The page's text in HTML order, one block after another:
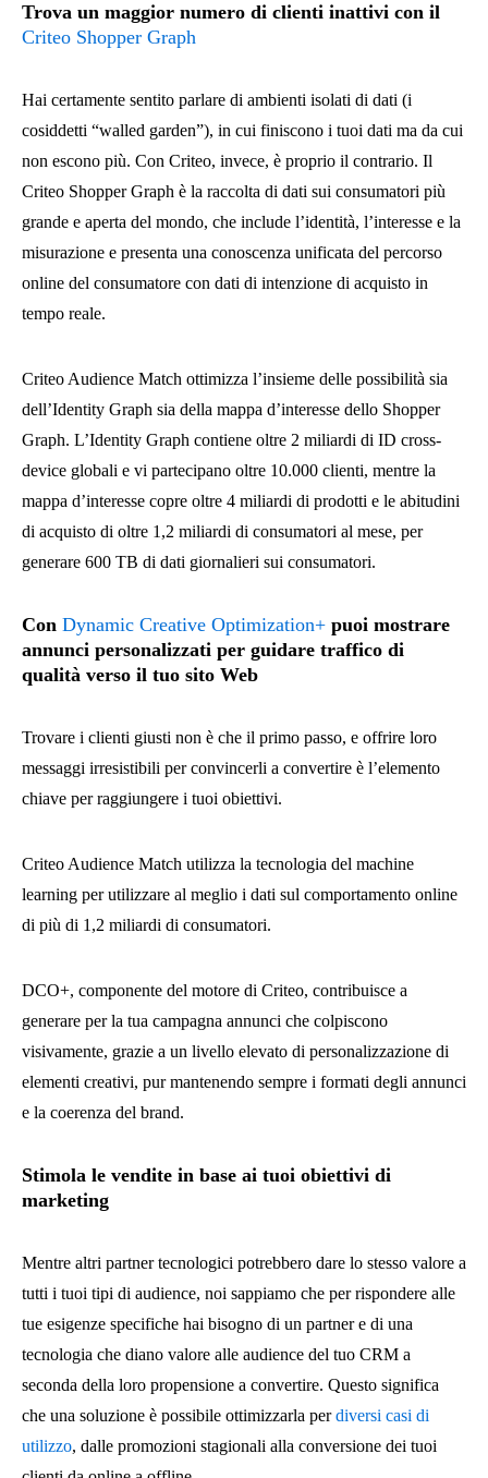
Trova un maggior numero di clienti inattivi con il
Criteo Shopper Graph
Hai certamente sentito parlare di ambienti isolati di dati (i
cosiddetti “walled garden”), in cui finiscono i tuoi dati ma da cui
non escono più. Con Criteo, invece, è proprio il contrario. Il
Criteo Shopper Graph è la raccolta di dati sui consumatori più
grande e aperta del mondo, che include l’identità, l’interesse e la
misurazione e presenta una conoscenza unificata del percorso
online del consumatore con dati di intenzione di acquisto in
tempo reale.
Criteo Audience Match ottimizza l’insieme delle possibilità sia
dell’Identity Graph sia della mappa d’interesse dello Shopper
Graph. L’Identity Graph contiene oltre 2 miliardi di ID cross-
device globali e vi partecipano oltre 10.000 clienti, mentre la
mappa d’interesse copre oltre 4 miliardi di prodotti e le abitudini
di acquisto di oltre 1,2 miliardi di consumatori al mese, per
generare 600 TB di dati giornalieri sui consumatori.
Con Dynamic Creative Optimization+ puoi mostrare
annunci personalizzati per guidare traffico di
qualità verso il tuo sito Web
Trovare i clienti giusti non è che il primo passo, e offrire loro
messaggi irresistibili per convincerli a convertire è l’elemento
chiave per raggiungere i tuoi obiettivi.
Criteo Audience Match utilizza la tecnologia del machine
learning per utilizzare al meglio i dati sul comportamento online
di più di 1,2 miliardi di consumatori.
DCO+, componente del motore di Criteo, contribuisce a
generare per la tua campagna annunci che colpiscono
visivamente, grazie a un livello elevato di personalizzazione di
elementi creativi, pur mantenendo sempre i formati degli annunci
e la coerenza del brand.
Stimola le vendite in base ai tuoi obiettivi di
marketing
Mentre altri partner tecnologici potrebbero dare lo stesso valore a
tutti i tuoi tipi di audience, noi sappiamo che per rispondere alle
tue esigenze specifiche hai bisogno di un partner e di una
tecnologia che diano valore alle audience del tuo CRM a
seconda della loro propensione a convertire. Questo significa
che una soluzione è possibile ottimizzarla perdiversi casi di
utilizzo, dalle promozioni stagionali alla conversione dei tuoi